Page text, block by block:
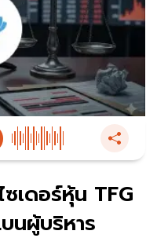
เดอร์หุ้น TFG
นผู้บริหาร